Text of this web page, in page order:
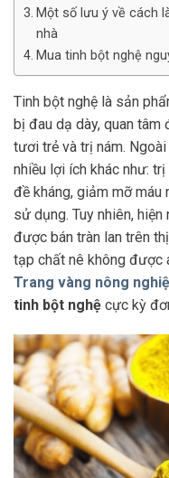
Một số lưu ý về cách
nhà
Mua tinh bột nghệ
Tinh bột nghệ là sản
bị đau dạ dày, quan tâm
tươi trẻ và trị nám.
nhiều lợi ích khác như:
đề kháng, giảm mỡ
sử dụng. Tuy nhiên,
được bán tràn lan trên
tạp chất nê không được
Trang vàng nông
tinh bột nghệ cực kỳ